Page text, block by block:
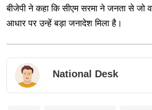
बीजेपी ने कहा कि सीएम सरमा ने जनता से जो
आधार पर उन्हें बड़ा जनादेश मिला है।
National Desk